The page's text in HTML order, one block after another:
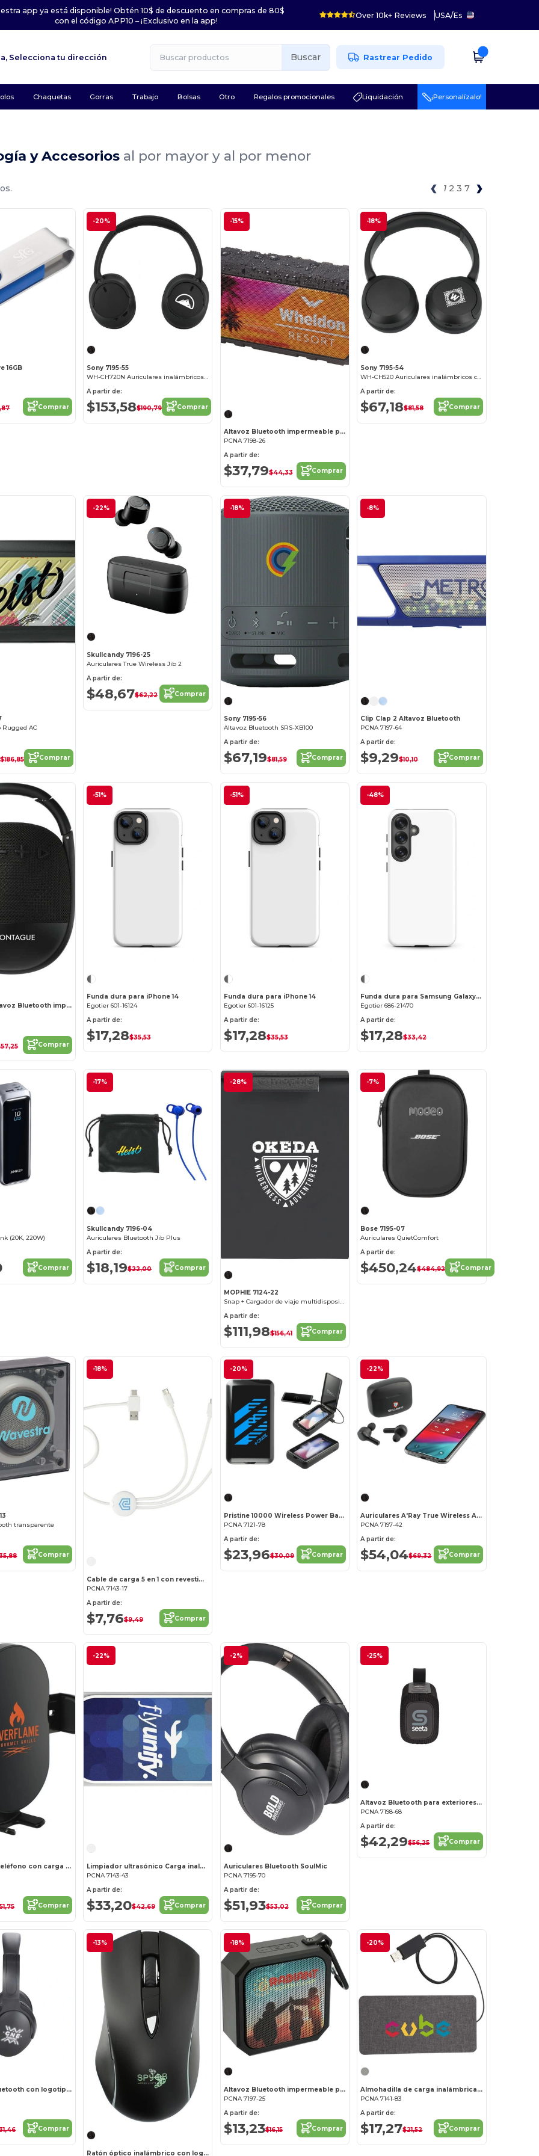
app ya está disponible! Obtén 10$ de descuento en compras de 80$
con el código APP10 – ¡Exclusivo en la app!
Over 10k+ Reviews USA/Es
Selecciona tu dirección Buscar Rastrear Pedido
Chaquetas Gorras Trabajo Bolsas Otro Regalos promocionales Liquidación ¡Personalízalo!
y Accesorios al por mayor y al por menor
1 2 3 7
16GB
Comprar
-20%
Sony 7195-55
WH-CH720N Auriculares inalámbricos con cancelación de ruido
A partir de:
$153,58$190,79 Comprar
-15%
Altavoz Bluetooth impermeable para exteriores Brick
PCNA 7198-26
A partir de:
$37,79$44,33 Comprar
-18%
Sony 7195-54
WH-CH520 Auriculares inalámbricos con micrófono
A partir de:
$67,18$81,58 Comprar
AC
$186,85 Comprar
-22%
Skullcandy 7196-25
Auriculares True Wireless Jib 2
A partir de:
$48,67$62,22 Comprar
-18%
Sony 7195-56
Altavoz Bluetooth SRS-XB100
A partir de:
$67,19$81,59 Comprar
-8%
Clip Clap 2 Altavoz Bluetooth
PCNA 7197-64
A partir de:
$9,29$10,10 Comprar
Clip de tela Altavoz Bluetooth impermeable
Comprar
-51%
Funda dura para iPhone 14
Egotier 601-16124
A partir de:
$17,28$35,53
-51%
Funda dura para iPhone 14
Egotier 601-16125
A partir de:
$17,28$35,53
-48%
Funda dura para Samsung Galaxy S25
Egotier 686-21470
A partir de:
$17,28$33,42
(20K, 220W)
Comprar
-17%
Skullcandy 7196-04
Auriculares Bluetooth Jib Plus
A partir de:
$18,19$22,00 Comprar
-28%
MOPHIE 7124-22
Snap + Cargador de viaje multidispositivo
A partir de:
$111,98$156,41 Comprar
-7%
Bose 7195-07
Auriculares QuietComfort
A partir de:
$450,24$484,92 Comprar
transparente
Comprar
-18%
Cable de carga 5 en 1 con revestimiento
PCNA 7143-17
A partir de:
$7,76$9,49 Comprar
-20%
Pristine 10000 Wireless Power Bank con esterilizador UV
PCNA 7121-78
A partir de:
$23,96$30,09 Comprar
-22%
Auriculares A'Ray True Wireless Auto Pair con ANC
PCNA 7197-42
A partir de:
$54,04$69,32 Comprar
Soporte para teléfono con carga inalámbrica Aero
Comprar
-22%
Limpiador ultrasónico Carga inalámbrica Desinfectante UV
PCNA 7143-43
A partir de:
$33,20$42,69 Comprar
-2%
Auriculares Bluetooth SoulMic
PCNA 7195-70
A partir de:
$51,93$53,02 Comprar
-25%
Altavoz Bluetooth para exteriores con Amazon Alexa
PCNA 7198-68
A partir de:
$42,29$56,25 Comprar
Auriculares Bluetooth con logotipo luminoso
Comprar
-13%
Ratón óptico inalámbrico con logotipo luminoso
-18%
Altavoz Bluetooth impermeable para exteriores Blackwater
PCNA 7197-25
A partir de:
$13,23$16,15 Comprar
-20%
Almohadilla de carga inalámbrica de tela ultrafina
PCNA 7141-83
A partir de:
$17,27$21,52 Comprar